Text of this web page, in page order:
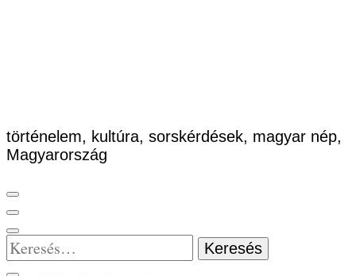
történelem, kultúra, sorskérdések, magyar nép,
Magyarország
Keresés: